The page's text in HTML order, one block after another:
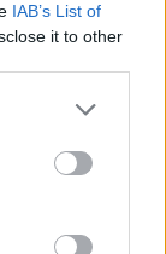
IAB’s List of
it to other
more Google
may click to
tags to
below Google